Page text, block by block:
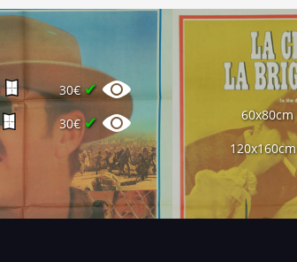
30€✔
30€ ✔ 60x80cm
120x160cm